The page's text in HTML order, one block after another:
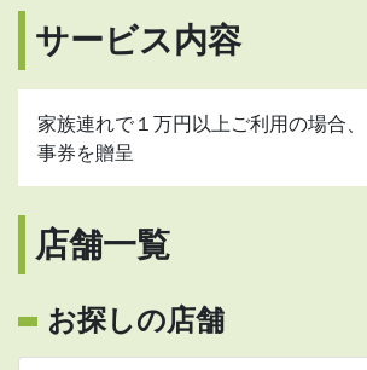
サービス内容
家族連れで１万円以上ご利用の場合
事券を贈呈
店舗一覧
お探しの店舗